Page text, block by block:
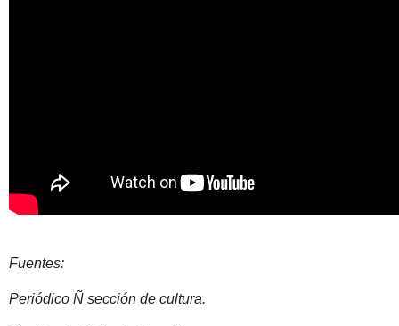
Fuentes:
Periódico Ñ sección de cultura.